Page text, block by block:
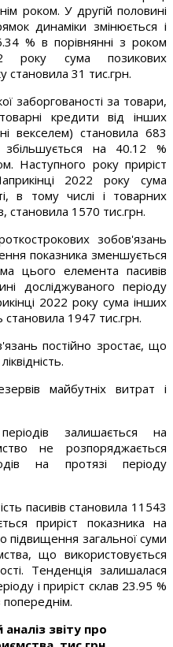
роком. У другій половині
динаміки змінюється і
% в порівнянні з роком
року сума позикових
становила 31 тис.грн.
заборгованості за товари,
кредити від інших
векселем) становила 683
на 40.12 %
Наступного року приріст
2022 року сума
в тому числі і товарних
становила 1570 тис.грн.
зобов'язань
показника зменшується
цього елемента пасивів
досліджуваного періоду
2022 року сума інших
1947 тис.грн.
постійно зростає, що
майбутніх витрат і
залишається на
не розпоряджається
на протязі періоду
пасивів становила 11543
приріст показника на
підвищення загальної суми
що використовується
Тенденція залишалася
і приріст склав 23.95 %
звіту про